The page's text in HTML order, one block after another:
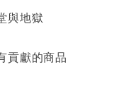
與地獄
貢獻的商品